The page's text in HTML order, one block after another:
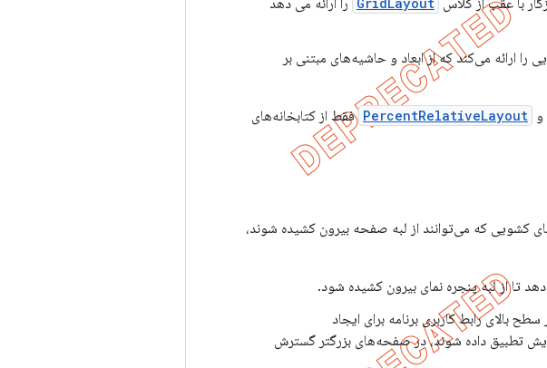
با عقب از کلاس
را ارائه می دهد
را ارائه می‌کند که از ابعاد و حاشیه‌های مبتنی بر
و PercentRelativeLayout فقط از کتابخانه‌های
کشویی که می‌توانند از لبه صفحه بیرون کشیده شوند،
تا از لبه پنجره نمای بیرون کشیده شود.
بالای رابط کاربری برنامه برای ایجاد
تطبیق داده شوند، در صفحه‌های بزرگتر گسترش